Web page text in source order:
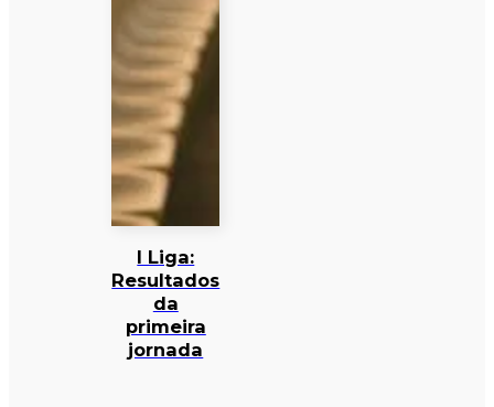
I Liga:
Resultados
da
primeira
jornada